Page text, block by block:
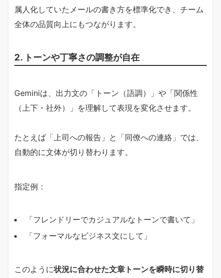
属人化していたメールの書き方を標準化でき、チーム
全体の品質向上にもつながります。
2. トーンや丁寧さの調整が自在
Geminiは、出力文の「トーン（語調）」や「関係性
（上下・社外）」を理解して表現を変化させます。
たとえば「上司への報告」と「同僚への連絡」では、
自動的に文体が切り替わります。
指定例：
「フレンドリーでカジュアルなトーンで書いて」
「フォーマルなビジネス文にして」
このように状況に合わせた文章トーンを瞬時に切り替